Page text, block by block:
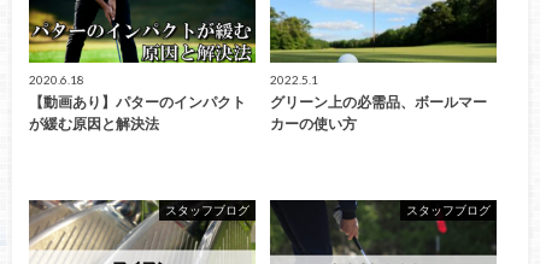
2020.6.18
【動画あり】パターのインパクト
が緩む原因と解決法
2022.5.1
グリーン上の必需品、ボールマー
カーの使い方
スタッフブログ スタッフブログ